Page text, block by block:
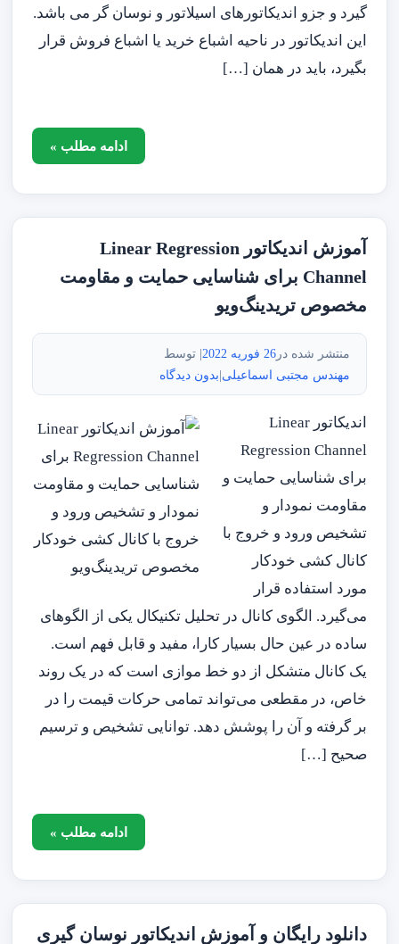
گیرد و جزو اندیکاتورهای اسیلاتور و نوسان گر می باشد.
این اندیکاتور در ناحیه اشباع خرید یا اشباع فروش قرار
بگیرد، باید در همان […]
ادامه مطلب »
آموزش اندیکاتور Linear Regression
Channel برای شناسایی حمایت و مقاومت
مخصوص تریدینگ‌ویو
منتشر شده در26 فوریه 2022
| توسط
مهندس مجتبی اسماعیلی|بدون دیدگاه
اندیکاتور Linear
Regression Channel
برای شناسایی حمایت و
مقاومت نمودار و
تشخیص ورود و خروج با
کانال کشی خودکار
مورد استفاده قرار
می‌گیرد. الگوی کانال در تحلیل تکنیکال یکی از الگوهای
ساده در عین حال بسیار کارا، مفید و قابل فهم است.
یک کانال متشکل از دو خط موازی است که در یک روند
خاص، در مقطعی می‌تواند تمامی حرکات قیمت را در
بر گرفته و آن را پوشش دهد. توانایی تشخیص و ترسیم
صحیح […]
ادامه مطلب »
دانلود رایگان و آموزش اندیکاتور نوسان گیری